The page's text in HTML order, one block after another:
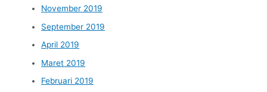
November 2019
September 2019
April 2019
Maret 2019
Februari 2019